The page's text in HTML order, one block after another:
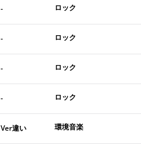
- ロック
- ロック
- ロック
- ロック
Ver違い 環境音楽